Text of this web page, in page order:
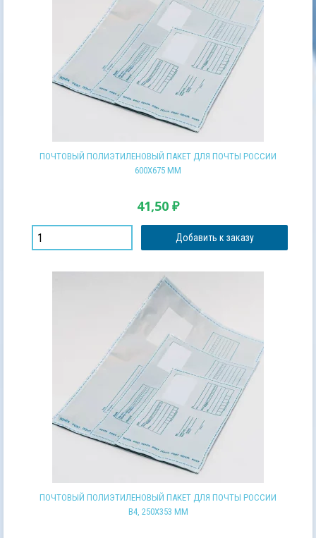
ПОЧТОВЫЙ ПОЛИЭТИЛЕНОВЫЙ ПАКЕТ ДЛЯ ПОЧТЫ РОССИИ
600Х675 ММ
41,50 ₽
Добавить к заказу
ПОЧТОВЫЙ ПОЛИЭТИЛЕНОВЫЙ ПАКЕТ ДЛЯ ПОЧТЫ РОССИИ
В4, 250Х353 ММ